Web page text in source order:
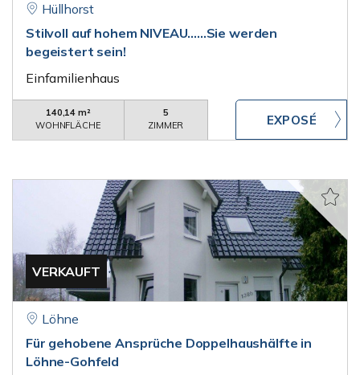
Hüllhorst
Stilvoll auf hohem NIVEAU......Sie werden
begeistert sein!
Einfamilienhaus
140,14 m²
WOHNFLÄCHE
5
ZIMMER
VERKAUFT
Löhne
Für gehobene Ansprüche Doppelhaushälfte in
Löhne-Gohfeld